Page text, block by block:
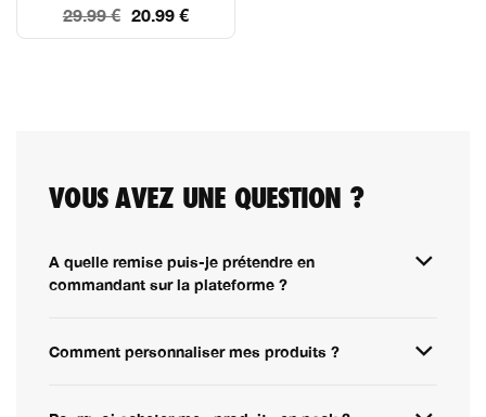
20.99 €
29.99 €
VOUS AVEZ UNE QUESTION ?
A quelle remise puis-je prétendre en
commandant sur la plateforme ?
Comment personnaliser mes produits ?